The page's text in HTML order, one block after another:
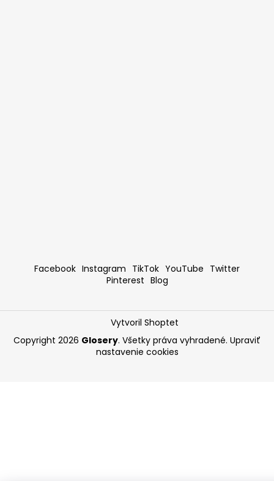
Facebook Instagram TikTok YouTube Twitter
Pinterest Blog
Vytvoril Shoptet
Copyright 2026 Glosery. Všetky práva vyhradené. Upraviť
nastavenie cookies